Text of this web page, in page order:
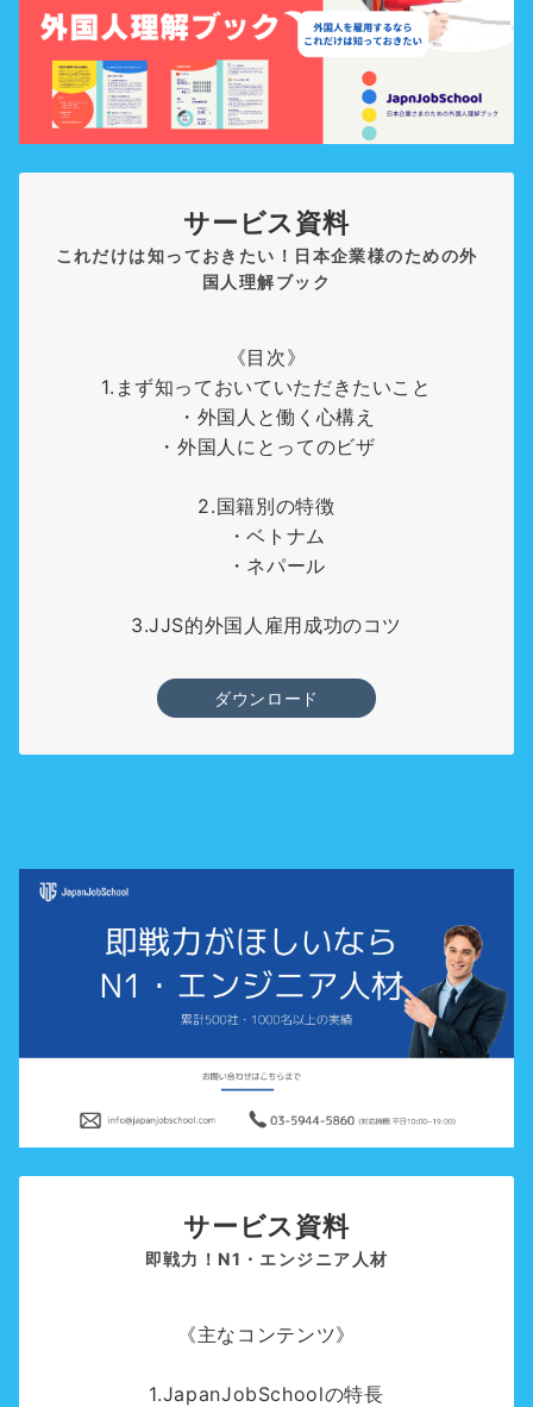
サービス資料
これだけは知っておきたい！日本企業様のための外
国人理解ブック
《目次》
1.まず知っておいていただきたいこと
・外国人と働く心構え
・外国人にとってのビザ
2.国籍別の特徴
・ベトナム
・ネパール
3.JJS的外国人雇用成功のコツ
ダウンロード
サービス資料
即戦力！N1・エンジニア人材
《主なコンテンツ》
1.JapanJobSchoolの特長